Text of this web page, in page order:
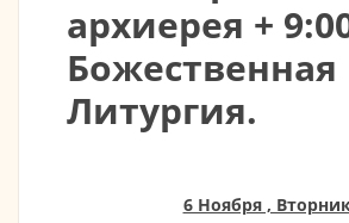
архиерея +
Божественная
Литургия.
6 Ноября ,